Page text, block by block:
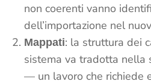
non coerenti vanno
dell’importazione nel
Mappati: la struttura dei
sistema va tradotta nella
— un lavoro che richiede